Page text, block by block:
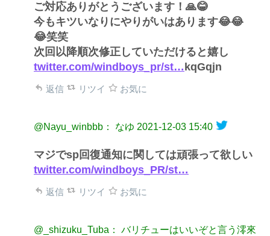
ご対応ありがとうございます！🙏😂
今もキツいなりにやりがいはあります😂😂
😂笑笑
次回以降順次修正していただけると嬉し
twitter.com/windboys_pr/st… kqGqjn
返信 リツイ お気に
@Nayu_winbbb： なゆ 2021-12-03 15:40
マジでsp回復通知に関しては頑張って欲しい
twitter.com/windboys_PR/st…
返信 リツイ お気に
@_shizuku_Tuba： バリチューはいいぞと言う澪來